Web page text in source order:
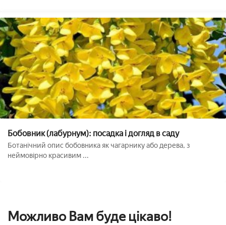
Бобовник (лабурнум): посадка і догляд в саду
Ботанічний опис бобовника як чагарнику або дерева, з
неймовірно красивим ...
Можливо Вам буде цікаво!